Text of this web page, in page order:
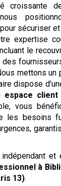
croissante
sécuriser
expertise
le
mettons un
dispose
espace client
vous
les besoins
et
à
13).